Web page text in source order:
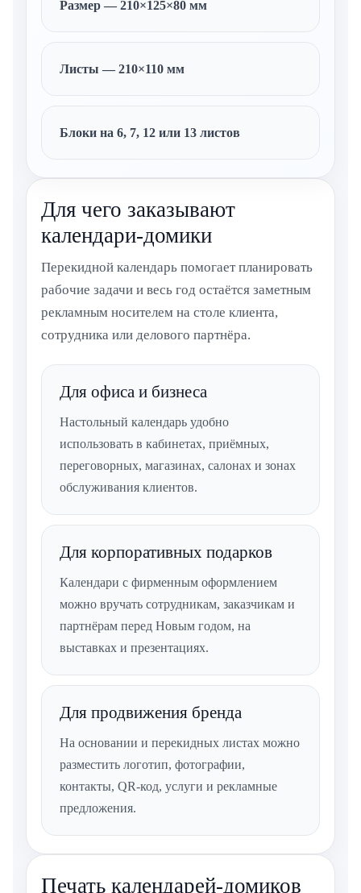
Размер — 210×125×80 мм
Листы — 210×110 мм
Блоки на 6, 7, 12 или 13 листов
Для чего заказывают
календари-домики
Перекидной календарь помогает планировать
рабочие задачи и весь год остаётся заметным
рекламным носителем на столе клиента,
сотрудника или делового партнёра.
Для офиса и бизнеса
Настольный календарь удобно
использовать в кабинетах, приёмных,
переговорных, магазинах, салонах и зонах
обслуживания клиентов.
Для корпоративных подарков
Календари с фирменным оформлением
можно вручать сотрудникам, заказчикам и
партнёрам перед Новым годом, на
выставках и презентациях.
Для продвижения бренда
На основании и перекидных листах можно
разместить логотип, фотографии,
контакты, QR-код, услуги и рекламные
предложения.
Печать календарей-домиков